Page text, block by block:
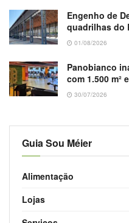
Engenho de
quadrilhas do
01/08/2026
Panobianco
com 1.500 m²
30/07/2026
Guia Sou Méier
Alimentação
Lojas